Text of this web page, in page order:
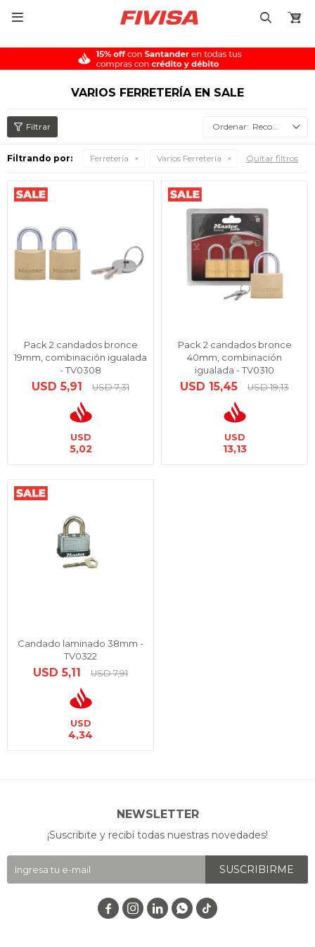

VARIOS FERRETERÍA EN SALE
Recomendados
Filtrando por: Ferretería Varios Ferretería Quitar filtros
Pack 2 candados bronce
19mm, combinación igualada
- TV0308
USD 5,91 USD 7,31
USD
5,02
Pack 2 candados bronce
40mm, combinación
igualada - TV0310
USD 15,45 USD 19,13
USD
13,13
Candado laminado 38mm -
TV0322
USD 5,11 USD 7,91
USD
4,34
NEWSLETTER
¡Suscribite y recibí todas nuestras novedades!
SUSCRIBIRME
   